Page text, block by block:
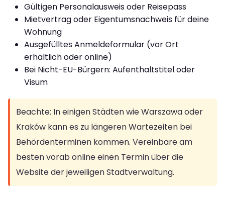
Gültigen Personalausweis oder Reisepass
Mietvertrag oder Eigentumsnachweis für deine
Wohnung
Ausgefülltes Anmeldeformular (vor Ort
erhältlich oder online)
Bei Nicht-EU-Bürgern: Aufenthaltstitel oder
Visum
Beachte: In einigen Städten wie Warszawa oder
Kraków kann es zu längeren Wartezeiten bei
Behördenterminen kommen. Vereinbare am
besten vorab online einen Termin über die
Website der jeweiligen Stadtverwaltung.